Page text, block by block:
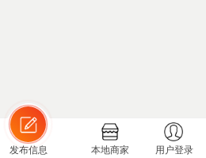
发布信息 本地商家 用户登录